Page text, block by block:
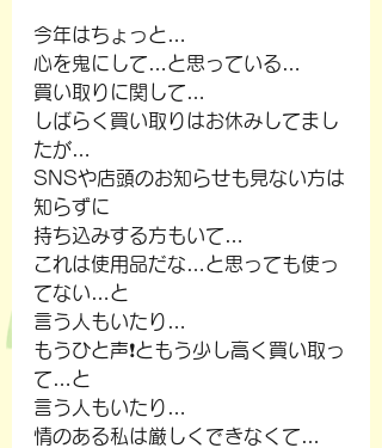
今年はちょっと…
心を鬼にして…と思っている…
買い取りに関して…
しばらく買い取りはお休みしてまし
たが…
SNSや店頭のお知らせも見ない方は
知らずに
持ち込みする方もいて…
これは使用品だな…と思っても使っ
てない…と
言う人もいたり…
もうひと声❗ともう少し高く買い取っ
て…と
言う人もいたり…
情のある私は厳しくできなくて…